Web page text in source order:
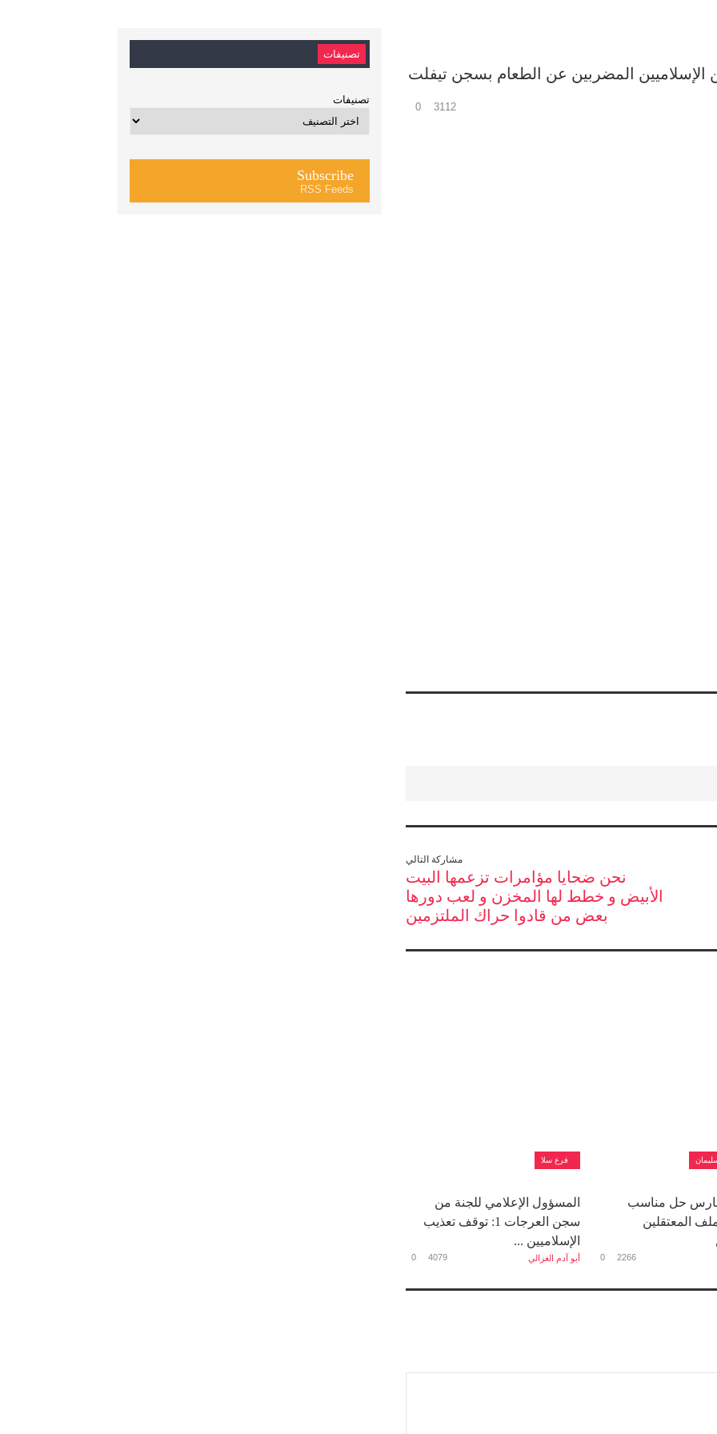
الإسلاميين المضربين عن الطعام بسجن تيفلت
3112
0
مشاركة التالي
نحن ضحايا مؤامرات تزعمها البيت
الأبيض و خطط لها المخزن و لعب دورها
بعض من قادوا حراك الملتزمين
25 مارس حل مناسب
المعتقلين
2266
0
فرع سلا
المسؤول الإعلامي للجنة من
سجن العرجات 1: توقف تعذيب
الإسلاميين ...
أبو آدم الغزالي 4079
0
تصنيفات
تصنيفات
Subscribe
RSS Feeds